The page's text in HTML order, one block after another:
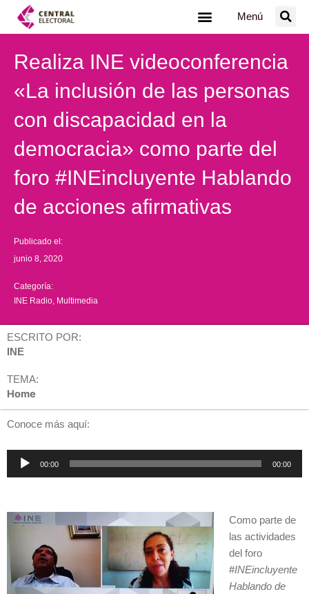
Menú
Realiza INE videoconferencia
«La inclusión de las personas
con discapacidad en la
democracia» como parte del
foro #INEincluyente Hablando
de acciones afirmativas
Publicado el:
junio 8, 2020
Categoría:
INE Radio Multimedia
ESCRITO POR:
INE
TEMA:
Home
Conoce más aquí:
Reproductor
00:00 00:00
Como parte de
las actividades
del foro
#INEincluyente
Hablando de